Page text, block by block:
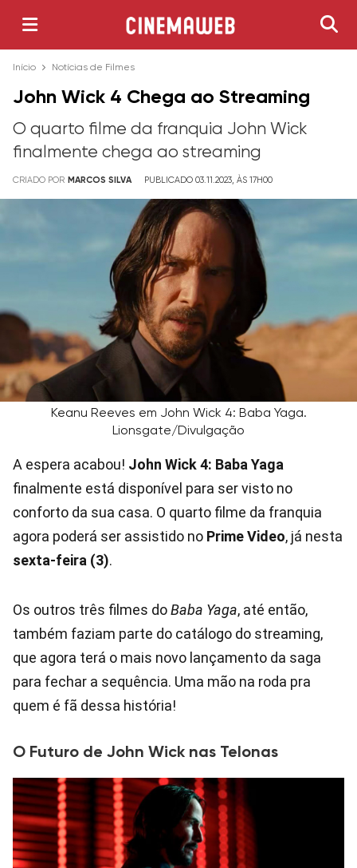
Início Notícias de Filmes
John Wick 4 Chega ao Streaming
O quarto filme da franquia John Wick
finalmente chega ao streaming
CRIADO POR MARCOS SILVA PUBLICADO 03.11.2023, ÀS 17H00
Keanu Reeves em John Wick 4: Baba Yaga.
Lionsgate/Divulgação
A espera acabou! John Wick 4: Baba Yaga
finalmente está disponível para ser visto no
conforto da sua casa. O quarto filme da franquia
agora poderá ser assistido no Prime Video, já nesta
sexta-feira (3).
Os outros três filmes doBaba Yaga, até então,
também faziam parte do catálogo do streaming,
que agora terá o mais novo lançamento da saga
para fechar a sequência. Uma mão na roda pra
quem é fã dessa história!
O Futuro de John Wick nas Telonas